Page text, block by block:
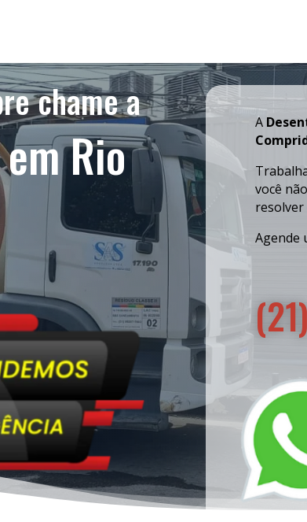
chame a
Rio
A
você
resolver
Agende